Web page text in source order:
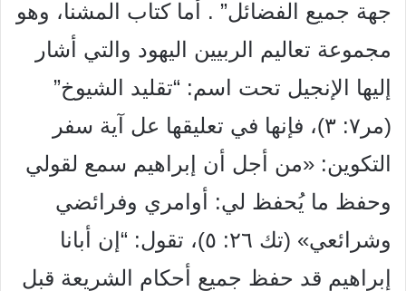
جهة جميع الفضائل” . أما كتاب المشنا، وهو
مجموعة تعاليم الربيين اليهود والتي أشار
إليها الإنجيل تحت اسم: “تقليد الشيوخ”
(مر٧: ٣)، فإنها في تعليقها عل آية سفر
التكوين: «من أجل أن
إبراهيم سمع لقولي
وحفظ ما يُحفظ لي: أوامري وفرائضي
وشرائعي» (تك ٢٦: ٥)، تقول: “إن أبانا
إبراهيم قد حفظ جميع أحكام الشريعة قبل